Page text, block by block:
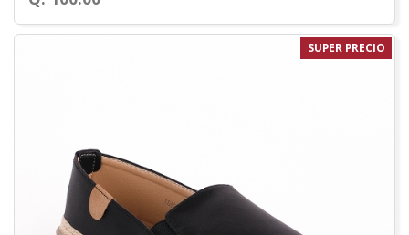
SUPER PRECIO